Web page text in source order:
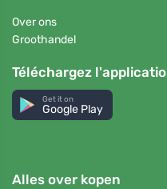
Over ons
Groothandel
Téléchargez
Get it on
Google Play
Alles over kopen